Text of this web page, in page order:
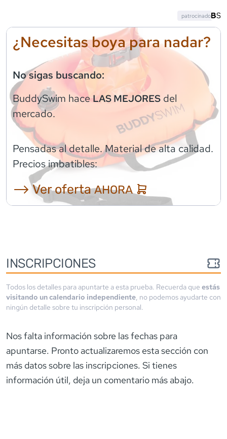
¿Necesitas boya para nadar?
No sigas buscando:
BuddySwim haceLAS MEJORES del
mercado.
Pensadas al detalle. Material de alta calidad.
Precios imbatibles:
⟶ Ver ofertaAHORA
patrocinado
INSCRIPCIONES
Todos los detalles para apuntarte a esta prueba. Recuerda que estás
visitando un calendario independiente, no podemos ayudarte con
ningún detalle sobre tu inscripción personal.
Nos falta información sobre las fechas para
apuntarse. Pronto actualizaremos esta sección con
más datos sobre las inscripciones. Si tienes
información útil, deja un comentario más abajo.